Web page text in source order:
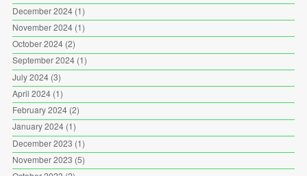
December 2024(1)
November 2024(1)
October 2024(2)
September 2024(1)
July 2024(3)
April 2024(1)
February 2024(2)
January 2024(1)
December 2023 (1)
November 2023 (5)